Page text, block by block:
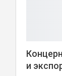
и